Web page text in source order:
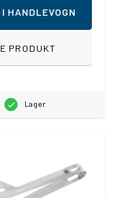
I HANDLEVOGN
PRODUKT
Lager